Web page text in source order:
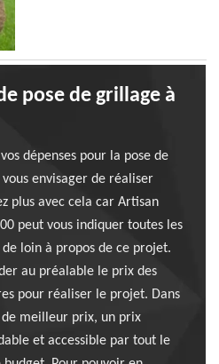
pose de grillage à
dépenses pour la pose de
envisager de réaliser
plus avec cela car Artisan
peut vous indiquer toutes les
loin à propos de ce projet.
au préalable le prix des
pour réaliser le projet. Dans
meilleur prix, un prix
et accessible par tout le